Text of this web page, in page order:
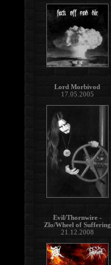
Lord Morbivod
17.05.2005
Evil/Thornwire -
Zlo/Wheel of Suffering
21.12.2008